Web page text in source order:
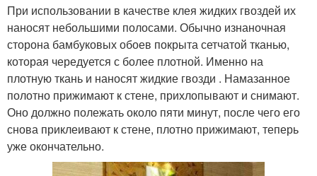
При использовании в качестве клея жидких гвоздей их
наносят небольшими полосами. Обычно изнаночная
сторона бамбуковых обоев покрыта сетчатой тканью,
которая чередуется с более плотной. Именно на
плотную ткань и наносят жидкие гвозди . Намазанное
полотно прижимают к стене, прихлопывают и снимают.
Оно должно полежать около пяти минут, после чего его
снова приклеивают к стене, плотно прижимают, теперь
уже окончательно.